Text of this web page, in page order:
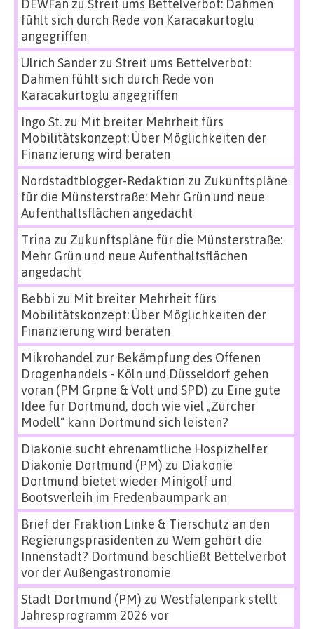
DEWFan zu Streit ums Bettelverbot: Dahmen
fühlt sich durch Rede von Karacakurtoglu
angegriffen
Ulrich Sanderzu Streit ums Bettelverbot:
Dahmen fühlt sich durch Rede von
Karacakurtoglu angegriffen
Ingo St.zu Mit breiter Mehrheit fürs
Mobilitätskonzept: Über Möglichkeiten der
Finanzierung wird beraten
Nordstadtblogger-Redaktion zu Zukunftspläne
für die Münsterstraße: Mehr Grün und neue
Aufenthaltsflächen angedacht
Trina zu Zukunftspläne für die Münsterstraße:
Mehr Grün und neue Aufenthaltsflächen
angedacht
Bebbi zu Mit breiter Mehrheit fürs
Mobilitätskonzept: Über Möglichkeiten der
Finanzierung wird beraten
Mikrohandel zur Bekämpfung des Offenen
Drogenhandels - Köln und Düsseldorf gehen
voran (PM Grpne & Volt und SPD) zu Eine gute
Idee für Dortmund, doch wie viel „Zürcher
Modell“ kann Dortmund sich leisten?
Diakonie sucht ehrenamtliche Hospizhelfer
Diakonie Dortmund (PM) zu Diakonie
Dortmund bietet wieder Minigolf und
Bootsverleih im Fredenbaumpark an
Brief der Fraktion Linke & Tierschutz an den
Regierungspräsidenten zu Wem gehört die
Innenstadt? Dortmund beschließt Bettelverbot
vor der Außengastronomie
Stadt Dortmund (PM) zu Westfalenpark stellt
Jahresprogramm 2026 vor